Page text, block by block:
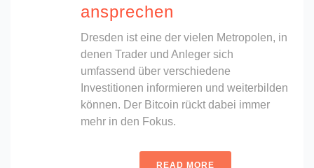
ansprechen
Dresden ist eine der vielen Metropolen, in
denen Trader und Anleger sich
umfassend über verschiedene
Investitionen informieren und weiterbilden
können. Der Bitcoin rückt dabei immer
mehr in den Fokus.
READ MORE